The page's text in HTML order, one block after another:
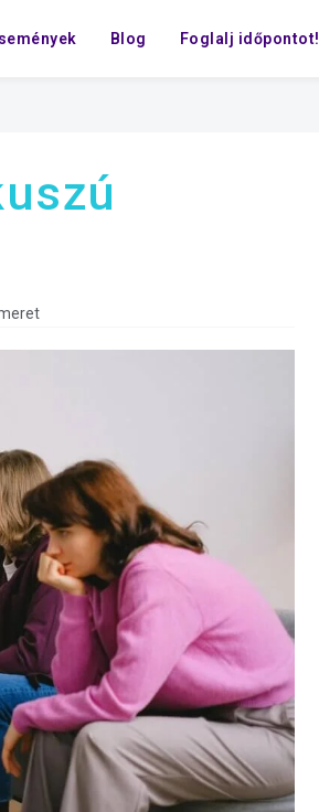
Blog Foglalj időpontot!